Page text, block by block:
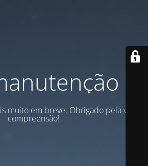
muito em breve. Obrigado pela vossa
compreensão!